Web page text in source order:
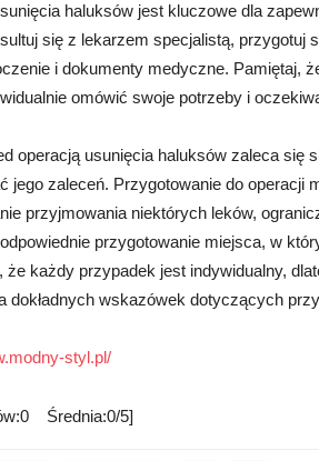
haluksów jest kluczowe dla
się z lekarzem specjalistą, przygotuj
i dokumenty medyczne. Pamiętaj,
omówić swoje potrzeby i
operacją usunięcia haluksów zaleca się
jego zaleceń. Przygotowanie do operacji
przyjmowania niektórych leków,
przygotowanie miejsca, w
że każdy przypadek jest indywidualny,
dokładnych wskazówek dotyczących
styl.pl/
Średnia:0/5]